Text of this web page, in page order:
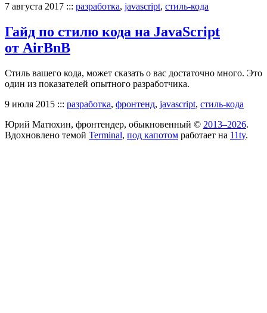
7 августа 2017 ::: разработка, javascript, стиль-кода
Гайд по стилю кода на JavaScript
от AirBnB
Стиль вашего кода, может сказать о вас достаточно много. Это
один из показателей опытного разработчика.
9 июля 2015 ::: разработка, фронтенд, javascript, стиль-кода
Юрий Матюхин, фронтендер, обыкновенный © 2013–2026.
Вдохновлено темой Terminal, под капотом работает на 11ty.